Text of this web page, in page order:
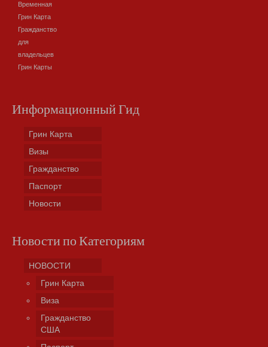
Временная
Грин Карта
Гражданство
для
владельцев
Грин Карты
Информационный Гид
Грин Карта
Визы
Гражданство
Паспорт
Новости
Новости по Категориям
НОВОСТИ
Грин Карта
Виза
Гражданство
США